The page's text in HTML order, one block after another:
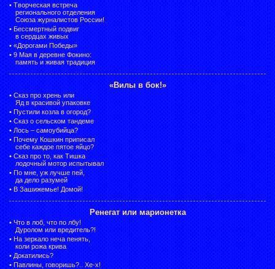
• Творческая встреча
регионального отделения
Союза журналистов России!
• Бессмертный подвиг
в сердцах живых
• «Дорогами Победы»
• 9 Мая в деревне Фокино:
память и живая традиция
«Вилы в бок!»
• Сказ про хрень или
Яд в красивой упаковке
• Пустили козла в огород?
• Сказ о сельском тандеме
• Лось – самоубийца?
• Почему Кошкин приписал
себе каждое пятое яйцо?
• Сказ про то, как Тишка
лодочный мотор испытывал
• По мне, уж лучше пей,
да дело разумей
• В Зашижемье! Домой!
Ренегат или марионетка
• Что в лоб, что по лбу!
Дуролом или вредитель?!
• На зеркало неча пенять,
коли рожа крива
• Докатились?
• Павлины, говоришь?.. Хе-х!